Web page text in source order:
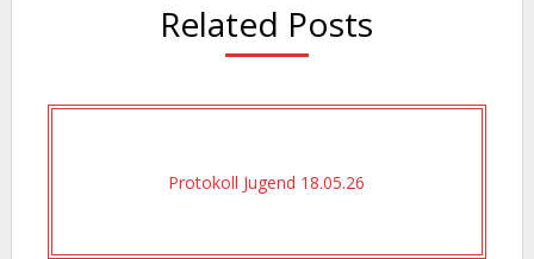
Related Posts
Protokoll Jugend 18.05.26